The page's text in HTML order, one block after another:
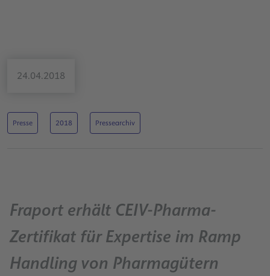
24.04.2018
Presse 2018 Pressearchiv
Fraport erhält CEIV-Pharma-
Zertifikat für Expertise im Ramp
Handling von Pharmagütern